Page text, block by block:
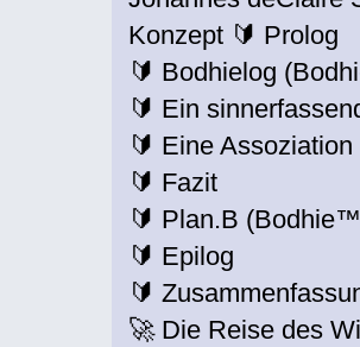
Konzept 🔰 Prolog
🔰 Bodhielog
🔰 Ein
🔰 Eine Assoziation
🔰 Fazit
🔰 Plan.B
🔰 Epilog
🔰
🚀 Die Reise des